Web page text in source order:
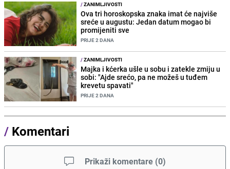
/ZANIMLJIVOSTI
Ova tri horoskopska znaka imat će najviše
sreće u augustu: Jedan datum mogao bi
promijeniti sve
PRIJE 2 DANA
/ZANIMLJIVOSTI
Majka i kćerka ušle u sobu i zatekle zmiju u
sobi: "Ajde srećo, pa ne možeš u tuđem
krevetu spavati"
PRIJE 2 DANA
/ Komentari
Prikaži komentare (0)